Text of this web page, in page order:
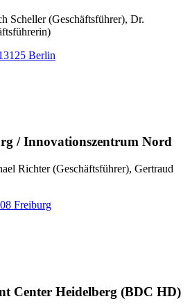
Scheller (Geschäftsführer), Dr.
Berlin
/ Innovationszentrum Nord
Richter (Geschäftsführer), Gertraud
Freiburg
Center Heidelberg (BDC HD)